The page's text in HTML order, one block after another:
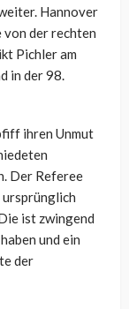
Hannover
der rechten
Pichler am
in der 98.
ihren Unmut
Der Referee
ist zwingend
und ein
der